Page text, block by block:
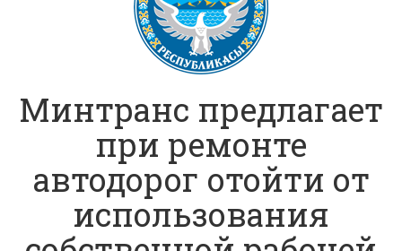
Минтранс предлагает
при ремонте
автодорог отойти от
использования